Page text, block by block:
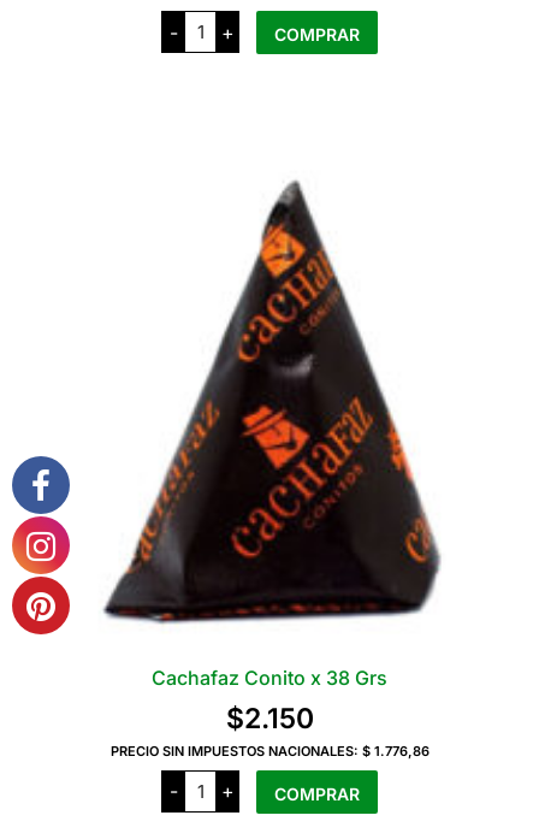
-
Banda
Naranja
Conito
+ COMPRAR
Cachafaz Conito x 38 Grs
$2.150
PRECIO SIN IMPUESTOS NACIONALES: $ 1.776,86
-
Cachafaz
Conito
x
+ COMPRAR